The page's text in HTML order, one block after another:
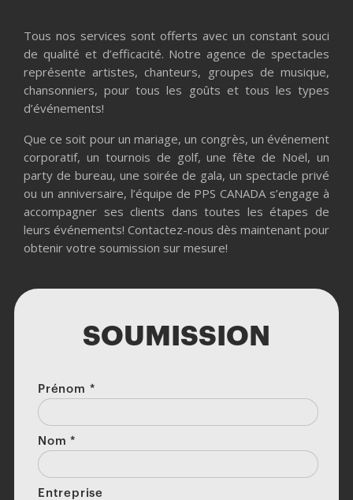
Tous nos services sont offerts avec un constant souci
de qualité et d’efficacité. Notre agence de spectacles
représente artistes, chanteurs, groupes de musique,
chansonniers, pour tous les goûts et tous les types
d’événements!
Que ce soit pour un mariage, un congrès, un événement
corporatif, un tournois de golf, une fête de Noël, un
party de bureau, une soirée de gala, un spectacle privé
ou un anniversaire, l’équipe de PPS CANADA s’engage à
accompagner ses clients dans toutes les étapes de
leurs événements! Contactez-nous dès maintenant pour
obtenir votre soumission sur mesure!
SOUMISSION
Prénom *
Nom*
Entreprise